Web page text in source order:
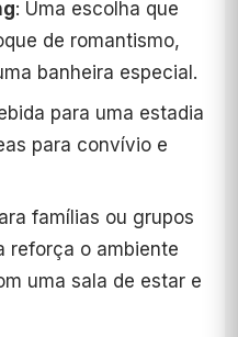
: Uma escolha que
de romantismo,
banheira especial.
para uma estadia
para convívio e
famílias ou grupos
reforça o ambiente
uma sala de estar e